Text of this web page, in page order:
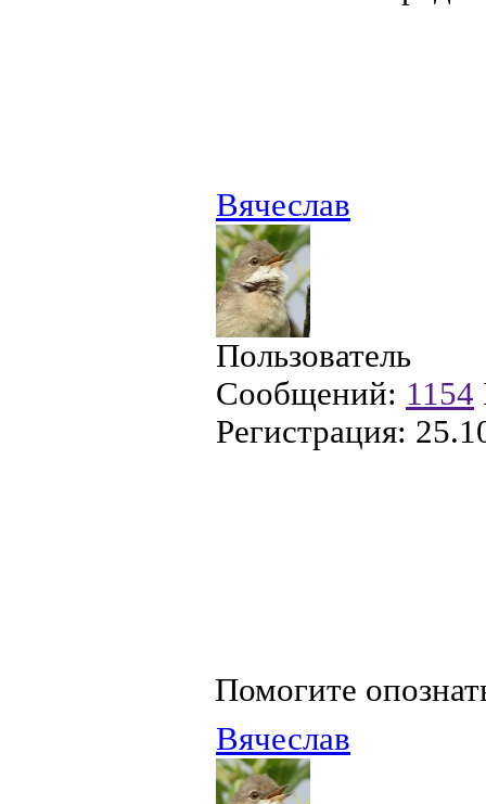
Вячеслав
Пользователь
Сообщений: 1154
Регистрация:
Помогите
Вячеслав